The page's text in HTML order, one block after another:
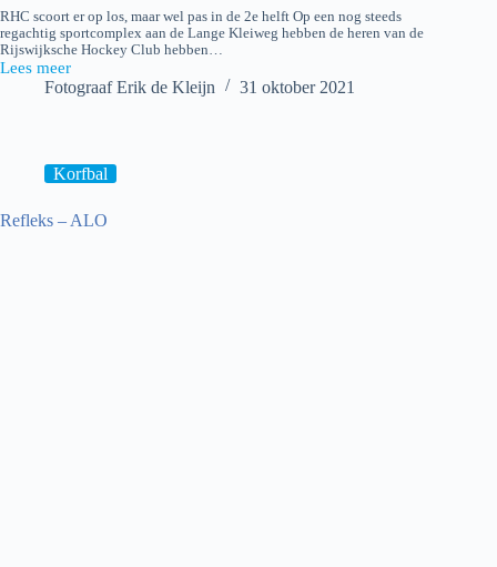
RHC scoort er op los, maar wel pas in de 2e helft Op een nog steeds
regachtig sportcomplex aan de Lange Kleiweg hebben de heren van de
Rijswijksche Hockey Club hebben…
Lees meer
RHC
Fotograaf Erik de Kleijn 31 oktober 2021
Korfbal
Refleks – ALO